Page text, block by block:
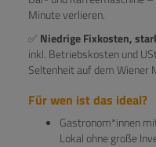
Minute verlieren.
✅Niedrige Fixkosten,
inkl. Betriebskosten und
Seltenheit auf dem Wiener
Für wen ist das ideal?
Gastronom*innen
Lokal ohne große